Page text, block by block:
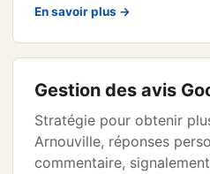
En savoir plus →
Gestion des avis
Stratégie pour obtenir
Arnouville, réponses
commentaire,